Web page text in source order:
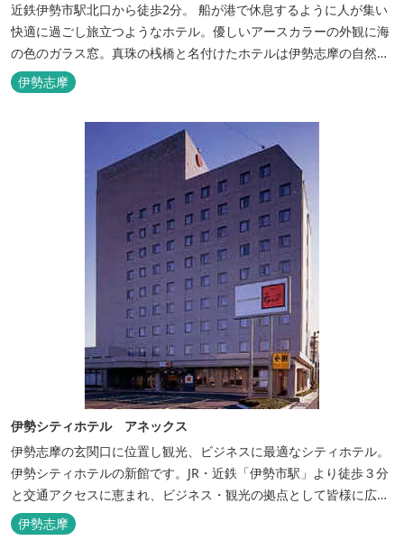
近鉄伊勢市駅北口から徒歩2分。 船が港で休息するように人が集い
快適に過ごし旅立つようなホテル。優しいアースカラーの外観に海
の色のガラス窓。真珠の桟橋と名付けたホテルは伊勢志摩の自然保
護への思いか省エネルギーへの工夫と設備を備えています。 和食・
イタリアンレストランがございます。 また、宿泊のお客様は途中出
入り自由立体駐車場を無料でお使いいただけます。
伊勢志摩
伊勢シティホテル アネックス
伊勢志摩の玄関口に位置し観光、ビジネスに最適なシティホテル。
伊勢シティホテルの新館です。JR・近鉄「伊勢市駅」より徒歩３分
と交通アクセスに恵まれ、ビジネス・観光の拠点として皆様に広く
ご利用いただいております。１階には、しゃぶしゃぶと日本料理の
「伊勢みやび」があります。
伊勢志摩